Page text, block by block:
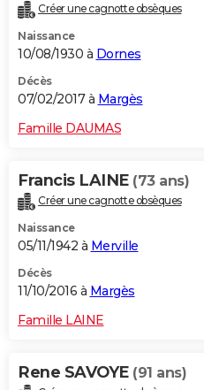
Créer une cagnotte obsèques
Naissance
10/08/1930 à Dornes
Décès
07/02/2017 à Margès
Famille DAUMAS
Francis LAINE (73 ans)
Créer une cagnotte obsèques
Naissance
05/11/1942 à Merville
Décès
11/10/2016 à Margès
Famille LAINE
Rene SAVOYE (91 ans)